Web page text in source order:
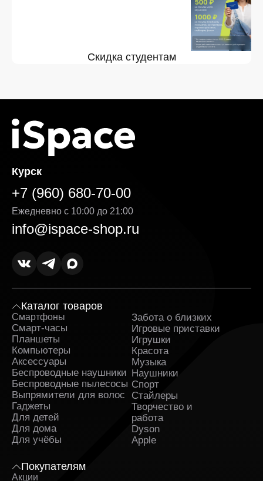
Скидка студентам
Курск
+7 (960) 680-70-00
Ежедневно с 10:00 до 21:00
info@ispace-shop.ru
Каталог товаров
Смартфоны
Смарт-часы
Планшеты
Компьютеры
Аксессуары
Беспроводные наушники
Беспроводные пылесосы
Выпрямители для волос
Гаджеты
Для детей
Для дома
Для учёбы
Забота о близких
Игровые приставки
Игрушки
Красота
Музыка
Наушники
Спорт
Стайлеры
Творчество и
работа
Dyson
Apple
Покупателям
Акции